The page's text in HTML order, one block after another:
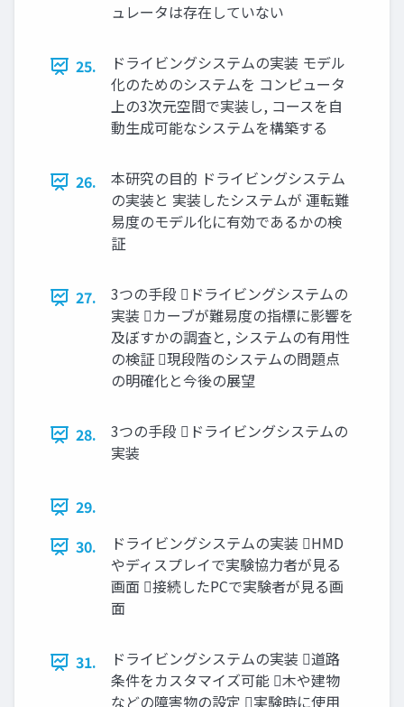
ュレータは存在していない
25.
ドライビングシステムの実装 モデル
化のためのシステムを コンピュータ
上の3次元空間で実装し, コースを自
動生成可能なシステムを構築する
26.
本研究の目的 ドライビングシステム
の実装と 実装したシステムが 運転難
易度のモデル化に有効であるかの検
証
27.
3つの手段 ドライビングシステムの
実装 カーブが難易度の指標に影響を
及ぼすかの調査と, システムの有用性
の検証 現段階のシステムの問題点
の明確化と今後の展望
28.
3つの手段 ドライビングシステムの
実装
29.
30.
ドライビングシステムの実装 HMD
やディスプレイで実験協力者が見る
画面 接続したPCで実験者が見る画
面
31.
ドライビングシステムの実装 道路
条件をカスタマイズ可能 木や建物
などの障害物の設定 実験時に使用